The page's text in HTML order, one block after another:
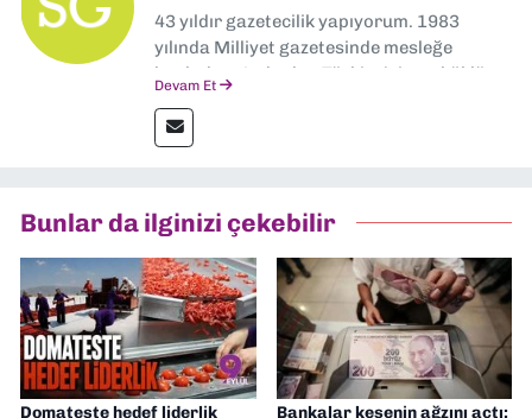
43 yıldır gazetecilik yapıyorum. 1983
yılında Milliyet gazetesinde mesleğe
başladım. Ardından Türkiye’nin en köklü
muhabir, editör, müdür yardımcısı ve spor
müdürü olarak görev yaptım. Ayrıca Yeni
Gazetesi'nde editörlük yapıyorum
Devam Et
Bunlar da ilginizi çekebilir
Domateste hedef liderlik Bankalar kesenin ağzını açtı: